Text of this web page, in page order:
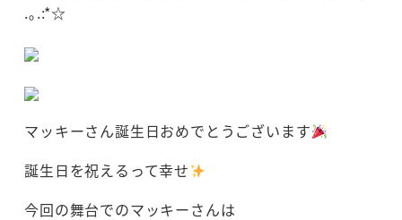
.｡.:*☆
マッキーさん誕生日おめでとうございます
誕生日を祝えるって幸せ
今回の舞台でのマッキーさんは